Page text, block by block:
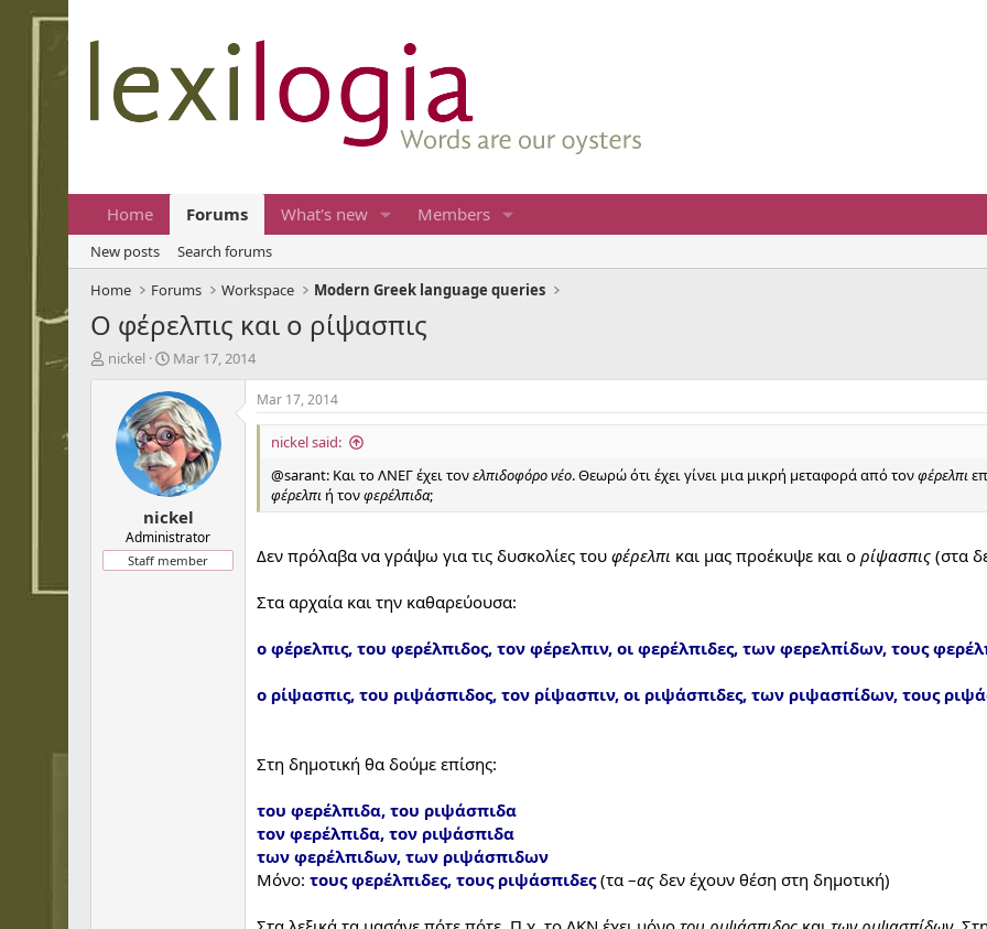
Home Forums What's new Members
New posts
Search forums
Home
Forums Workspace Modern Greek language queries
Ο φέρελπις και ο ρίψασπις
T
t
e
nickel
S
a
r
t
d
a
t
e
Mar 17, 2014
nickel
Administrator
Staff member
Mar 17, 2014
nickel said:
@sarant: Και το ΛΝΕΓ έχει τονελπιδοφόρο νέο. Θεωρώ ότι έχει γίνει μια μικρή μεταφορά από τονφέρελπι
φέρελπι ή τονφερέλπιδα;
Δεν πρόλαβα να γράψω για τις δυσκολίες του φέρελπι και μας προέκυψε και ο ρίψασπις (στα
Στα αρχαία και την καθαρεύουσα:
ο φέρελπις, του φερέλπιδος, τον φέρελπιν, οι φερέλπιδες, των φερελπίδων, τους
ο ρίψασπις, του ριψάσπιδος, τον ρίψασπιν, οι ριψάσπιδες, των ριψασπίδων, τους
Στη δημοτική θα δούμε επίσης:
του φερέλπιδα, του ριψάσπιδα
τον φερέλπιδα, τον ριψάσπιδα
των φερέλπιδων, των ριψάσπιδων
Μόνο: τους φερέλπιδες, τους ριψάσπιδες(τα –ας δεν έχουν θέση στη δημοτική)